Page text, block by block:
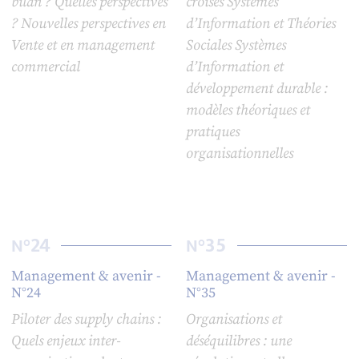
? Nouvelles perspectives en
Vente et en management
commercial
d’Information et Théories
Sociales Systèmes
d’Information et
développement durable :
modèles théoriques et
pratiques
organisationnelles
N°24
Management & avenir -
N°24
Piloter des supply chains :
Quels enjeux inter-
N°35
Management & avenir -
N°35
Organisations et
déséquilibres : une